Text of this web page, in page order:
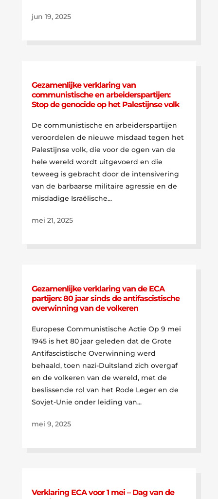
jun 19, 2025
Gezamenlijke verklaring van
communistische en arbeiderspartijen:
Stop de genocide op het Palestijnse volk
De communistische en arbeiderspartijen
veroordelen de nieuwe misdaad tegen het
Palestijnse volk, die voor de ogen van de
hele wereld wordt uitgevoerd en die
teweeg is gebracht door de intensivering
van de barbaarse militaire agressie en de
misdadige Israëlische...
mei 21, 2025
Gezamenlijke verklaring van de ECA
partijen: 80 jaar sinds de antifascistische
overwinning van de volkeren
Europese Communistische Actie Op 9 mei
1945 is het 80 jaar geleden dat de Grote
Antifascistische Overwinning werd
behaald, toen nazi-Duitsland zich overgaf
en de volkeren van de wereld, met de
beslissende rol van het Rode Leger en de
Sovjet-Unie onder leiding van...
mei 9, 2025
Verklaring ECA voor 1 mei – Dag van de